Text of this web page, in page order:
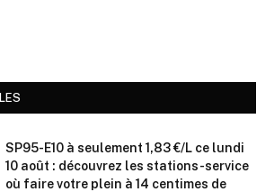
SP95-E10 à seulement 1,83 €/L ce lundi
10 août : découvrez les stations-service
où faire votre plein à 14 centimes de